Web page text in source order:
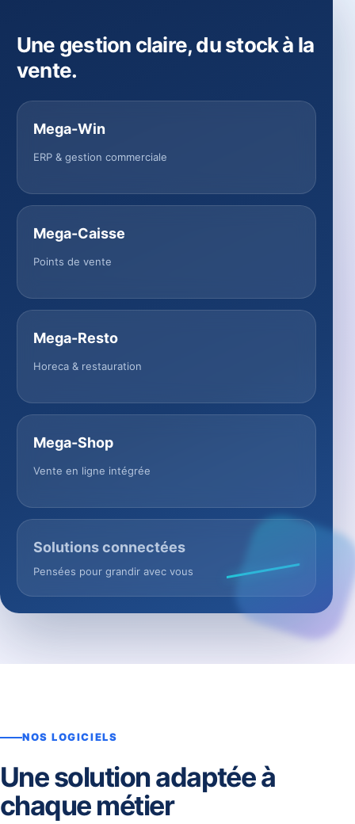
Une gestion claire, du stock à la
vente.
Mega-Win
ERP & gestion commerciale
Mega-Caisse
Points de vente
Mega-Resto
Horeca & restauration
Mega-Shop
Vente en ligne intégrée
Solutions connectées
Pensées pour grandir avec vous
NOS LOGICIELS
Une solution adaptée à
chaque métier